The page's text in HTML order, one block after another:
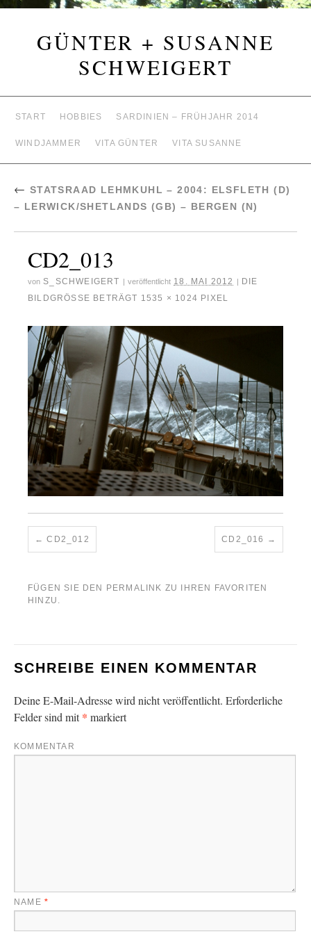
GÜNTER + SUSANNE
SCHWEIGERT
START HOBBIES SARDINIEN – FRÜHJAHR 2014
WINDJAMMER VITA GÜNTER VITA SUSANNE
← STATSRAAD LEHMKUHL – 2004: ELSFLETH (D)
– LERWICK/SHETLANDS (GB) – BERGEN (N)
CD2_013
von S_SCHWEIGERT | veröffentlicht 18. MAI 2012 | DIE
BILDGRÖSSE BETRÄGT 1535 × 1024 PIXEL
CD2_012 CD2_016
FÜGEN SIE DEN PERMALINK ZU IHREN FAVORITEN
HINZU.
SCHREIBE EINEN KOMMENTAR
Deine E-Mail-Adresse wird nicht veröffentlicht. Erforderliche
Felder sind mit* markiert
KOMMENTAR
NAME *